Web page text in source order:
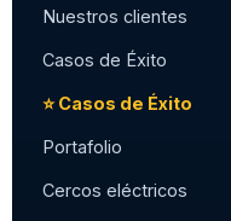
Nuestros clientes
Casos de Éxito
⭐ Casos de Éxito
Portafolio
Cercos eléctricos